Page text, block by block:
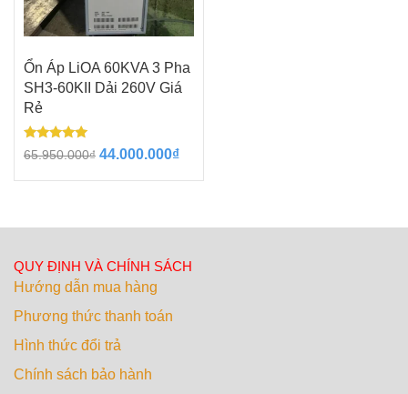
Ổn Áp LiOA 60KVA 3 Pha
SH3-60KII Dải 260V Giá
Rẻ
Được xếp
hạng
5 sao
65.950.000₫ Giá
44.000.000₫Giá
44.000.000₫.
QUY ĐỊNH VÀ CHÍNH SÁCH
Hướng dẫn mua hàng
Phương thức thanh toán
Hình thức đổi trả
Chính sách bảo hành